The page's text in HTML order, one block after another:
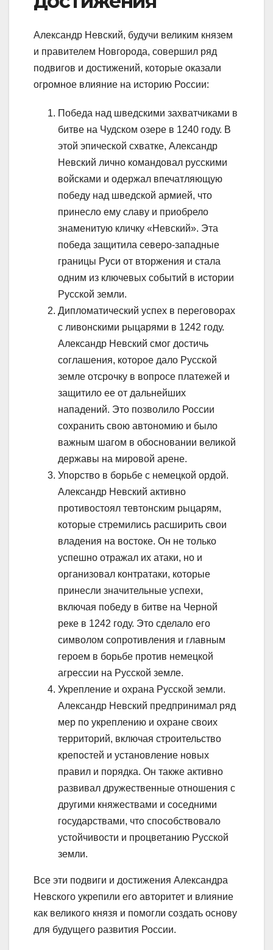
Александр Невский, будучи великим князем
и правителем Новгорода, совершил ряд
подвигов и достижений, которые оказали
огромное влияние на историю России:
Победа над шведскими захватчиками в
битве на Чудском озере в 1240 году. В
этой эпической схватке, Александр
Невский лично командовал русскими
войсками и одержал впечатляющую
победу над шведской армией, что
принесло ему славу и приобрело
знаменитую кличку «Невский». Эта
победа защитила северо-западные
границы Руси от вторжения и стала
одним из ключевых событий в истории
Русской земли.
Дипломатический успех в переговорах
с ливонскими рыцарями в 1242 году.
Александр Невский смог достичь
соглашения, которое дало Русской
земле отсрочку в вопросе платежей и
защитило ее от дальнейших
нападений. Это позволило России
сохранить свою автономию и было
важным шагом в обосновании великой
державы на мировой арене.
Упорство в борьбе с немецкой ордой.
Александр Невский активно
противостоял тевтонским рыцарям,
которые стремились расширить свои
владения на востоке. Он не только
успешно отражал их атаки, но и
организовал контратаки, которые
принесли значительные успехи,
включая победу в битве на Черной
реке в 1242 году. Это сделало его
символом сопротивления и главным
героем в борьбе против немецкой
агрессии на Русской земле.
Укрепление и охрана Русской земли.
Александр Невский предпринимал ряд
мер по укреплению и охране своих
территорий, включая строительство
крепостей и установление новых
правил и порядка. Он также активно
развивал дружественные отношения с
другими княжествами и соседними
государствами, что способствовало
устойчивости и процветанию Русской
земли.
Все эти подвиги и достижения Александра
Невского укрепили его авторитет и влияние
как великого князя и помогли создать основу
для будущего развития России.